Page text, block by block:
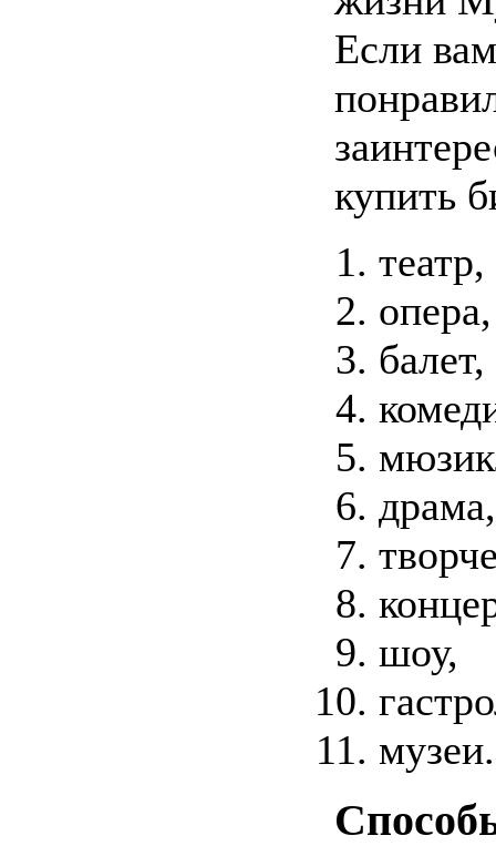
Если
купить
театр,
опера,
балет,
драма,
шоу,
музеи.